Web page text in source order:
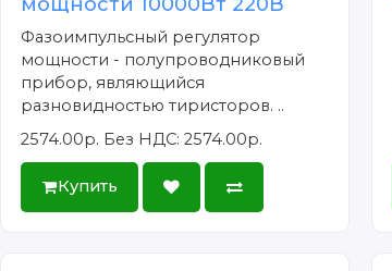
Фазоимпульсный регулятор
мощности - полупроводниковый
прибор, являющийся
разновидностью тиристоров. ..
2574.00р. Без НДС: 2574.00р.
Купить